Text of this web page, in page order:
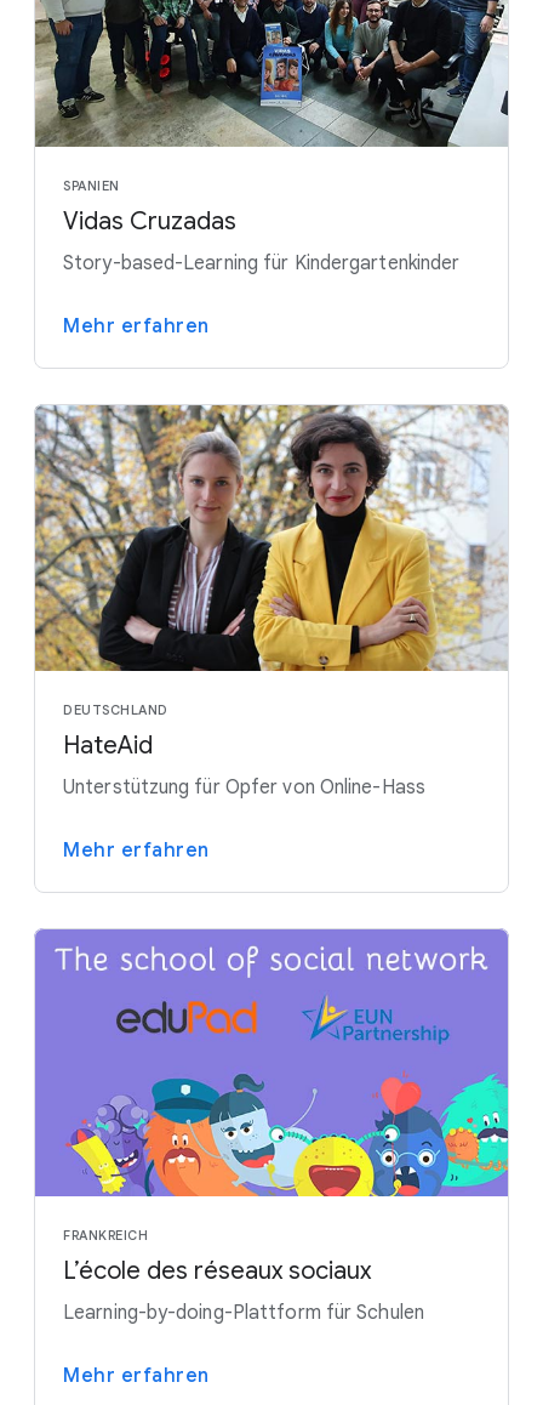
SPANIEN
Vidas Cruzadas
Story-based-Learning für Kindergartenkinder
Mehr erfahren
DEUTSCHLAND
HateAid
Unterstützung für Opfer von Online-Hass
Mehr erfahren
FRANKREICH
L’école des réseaux sociaux
Learning-by-doing-Plattform für Schulen
Mehr erfahren